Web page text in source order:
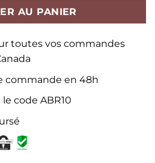
AU PANIER
toutes vos commandes
commande en 48h
code ABR10